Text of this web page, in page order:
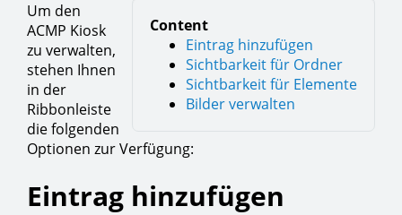
Content
Eintrag hinzufügen
Sichtbarkeit für Ordner
Sichtbarkeit für Elemente
Bilder verwalten
Um den
ACMP Kiosk
zu verwalten,
stehen Ihnen
in der
Ribbonleiste
die folgenden
Optionen zur Verfügung:
Eintrag hinzufügen